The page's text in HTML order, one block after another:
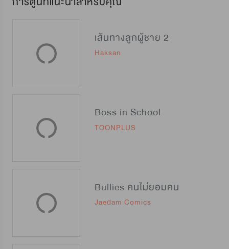
เส้นทางลูกผู้ชาย 2
Haksan
Boss in School
TOONPLUS
Bullies คนไม่ยอมคน
Jaedam Comics